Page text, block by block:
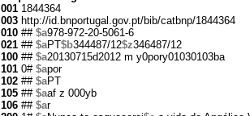
001 1844364
003 http://id.bnportugal.gov.pt/bib/catbnp/1844364
010 ## $a978-972-20-5061-6
021 ## $aPT$b344487/12$z346487/12
100 ## $a20130715d2012 m y0pory01030103ba
101 0# $apor
102 ## $aPT
105 ## $aaf z 000yb
106 ## $ar